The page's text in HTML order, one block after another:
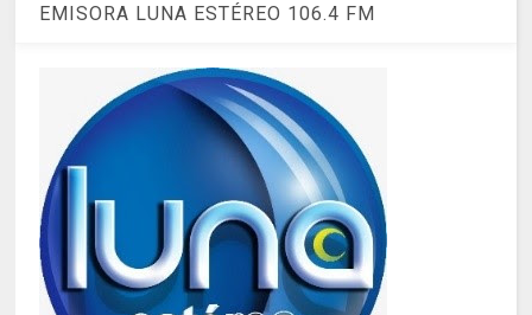
EMISORA LUNA ESTÉREO 106.4 FM